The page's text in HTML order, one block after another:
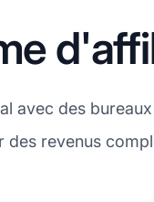
avec des
revenus